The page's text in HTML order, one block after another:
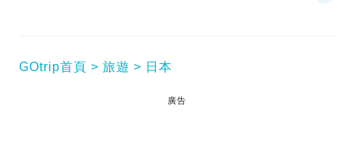
GOtrip首頁 旅遊 日本
廣告